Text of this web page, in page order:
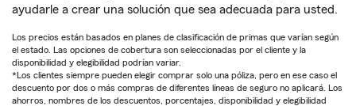
ayudarle a crear una solución que sea adecuada para usted.
Los precios están basados en planes de clasificación de primas que varían según
el estado. Las opciones de cobertura son seleccionadas por el cliente y la
disponibilidad y elegibilidad podrían variar.
*Los clientes siempre pueden elegir comprar solo una póliza, pero en ese caso el
descuento por dos o más compras de diferentes líneas de seguro no aplicará. Los
ahorros, nombres de los descuentos, porcentajes, disponibilidad y elegibilidad